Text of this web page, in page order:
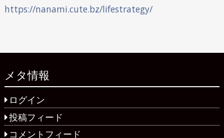
https://nanami.cute.bz/lifestrategy/
メタ情報
ログイン
投稿フィード
コメントフィード